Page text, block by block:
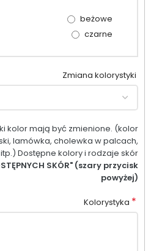
beżowe
czarne
Zmiana kolorystyki
kolor mają być zmienione. (kolor
lamówka, cholewka w palcach,
Dostępne kolory i rodzaje skór
SKÓR" (szary przycisk
powyżej)
Kolorystyka *